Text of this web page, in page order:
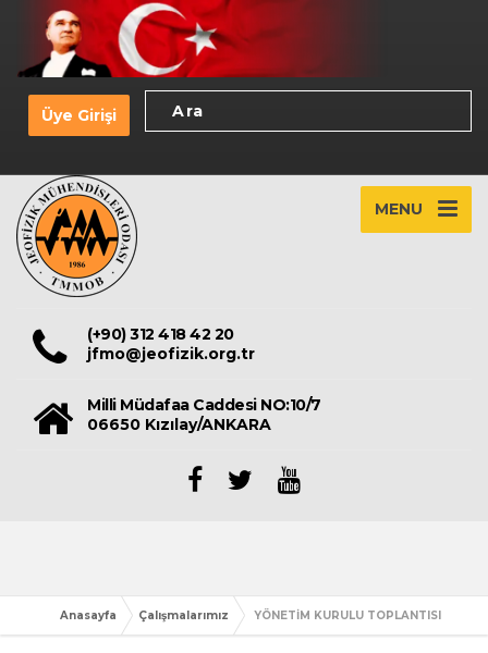
Üye Girişi
MENU
(+90) 312 418 42 20
jfmo@jeofizik.org.tr
Milli Müdafaa Caddesi NO:10/7
06650 Kızılay/ANKARA
Anasayfa Çalışmalarımız YÖNETİM KURULU TOPLANTISI